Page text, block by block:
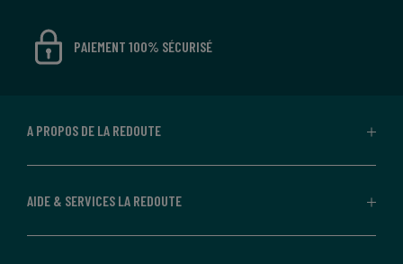
PAIEMENT 100% SÉCURISÉ
A PROPOS DE LA REDOUTE
AIDE & SERVICES LA REDOUTE